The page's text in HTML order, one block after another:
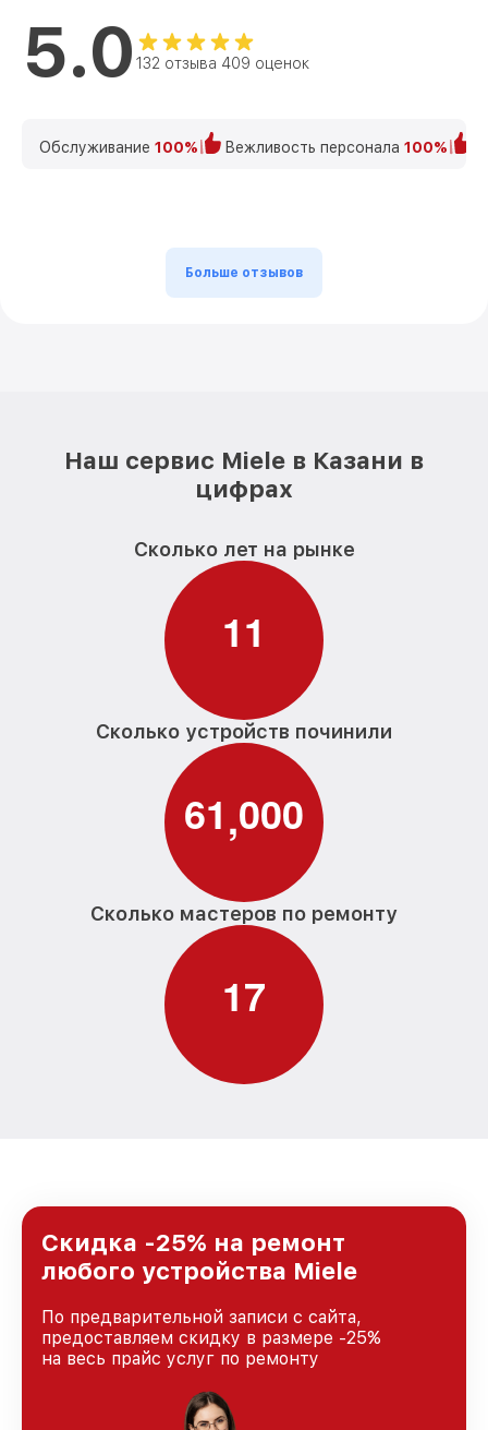
5.0 132 отзыва 409 оценок
Обслуживание 100% Вежливость персонала 100%
Больше отзывов
Наш сервис Miele в Казани в
цифрах
Сколько лет на рынке
11
Сколько устройств починили
61,000
Сколько мастеров по ремонту
17
Скидка -25% на ремонт
любого устройства Miele
По предварительной записи с сайта,
предоставляем скидку в размере -25%
на весь прайс услуг по ремонту